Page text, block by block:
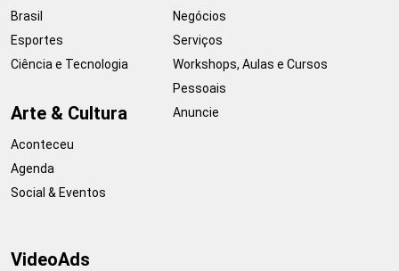
Brasil
Esportes
Ciência e Tecnologia
Arte & Cultura
Aconteceu
Agenda
Social & Eventos
Negócios
Serviços
Workshops, Aulas e Cursos
Pessoais
Anuncie
VideoAds